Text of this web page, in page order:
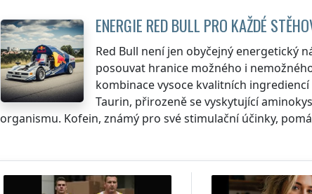
ENERGIE RED BULL PRO KAŽDÉ
Red Bull není jen obyčejný energetický
posouvat hranice možného i
kombinace vysoce kvalitních
Taurin, přirozeně se vyskytující
organismu. Kofein, známý pro své stimulační účinky,